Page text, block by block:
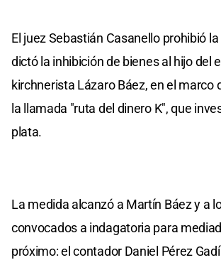
El juez Sebastián Casanello prohibió
dictó la inhibición de bienes al hijo del
kirchnerista Lázaro Báez, en el marco
la llamada "ruta del dinero K", que
plata.
La medida alcanzó a Martín Báez y a
convocados a indagatoria para
próximo: el contador Daniel Pérez